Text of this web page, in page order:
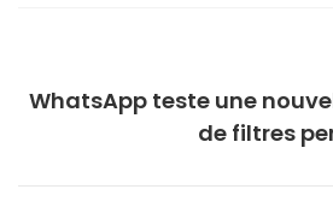
WhatsApp teste une
de filtres